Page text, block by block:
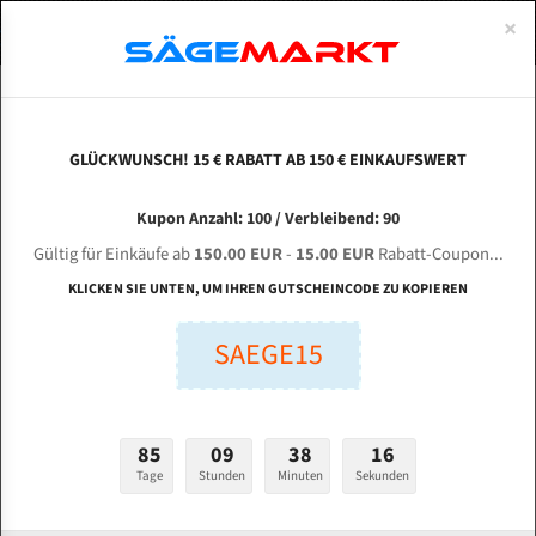
HENGSIMAI G 4240 / 50 für 4160 mm Bi-Metall
Bandsägeblätter
Länge (mm):
Stärken + Zahnteilung:
mm
ABOUTS
ENGLISH
Bi-Metall Meterware
Fleischerei Bandsägeblätter
Bandmesser Glatt Meterware
Konvex Meterware
×
GLÜCKWUNSCH! 15 € RABATT AB 150 € EINKAUFSWERT
Kupon Anzahl: 100 / Verbleibend: 90
Gültig für Einkäufe ab150.00 EUR- 15.00 EURRabatt-Coupon...
KLICKEN SIE UNTEN, UM IHREN GUTSCHEINCODE ZU KOPIEREN
SAEGE15
85
Tage
09
Stunden
38
Minuten
15
Sekunden